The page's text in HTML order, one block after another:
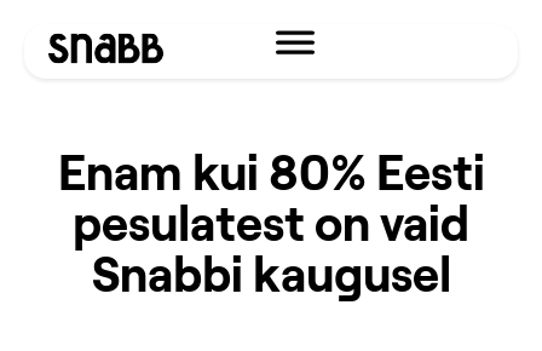
Enam kui 80% Eesti
pesulatest on vaid
Snabbi kaugusel